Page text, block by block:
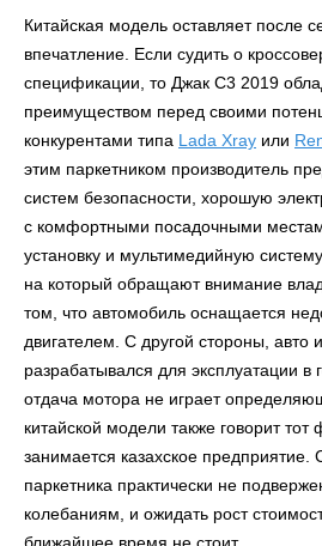
Китайская модель оставляет после
впечатление. Если судить о
спецификации, то Джак С3 2019
преимуществом перед своими
конкурентами типа Lada Xray или
этим паркетником производитель
систем безопасности, хорошую
с комфортными посадочными
установку и мультимедийную
на который обращают внимание
том, что автомобиль оснащается
двигателем. С другой стороны, авто
разрабатывался для эксплуатации в
отдача мотора не играет
китайской модели также говорит тот
занимается казахское предприятие.
паркетника практически не
колебаниям, и ожидать рост